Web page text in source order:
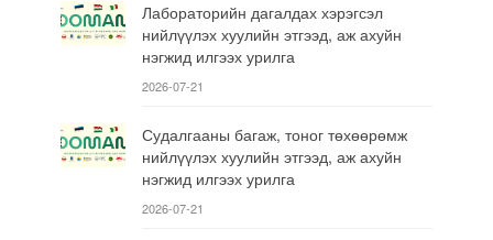
Лабораторийн дагалдах хэрэгсэл
нийлүүлэх хуулийн этгээд, аж ахуйн
нэгжид илгээх урилга
2026-07-21
Судалгааны багаж, тоног төхөөрөмж
нийлүүлэх хуулийн этгээд, аж ахуйн
нэгжид илгээх урилга
2026-07-21